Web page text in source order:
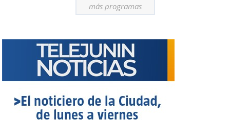
más programas